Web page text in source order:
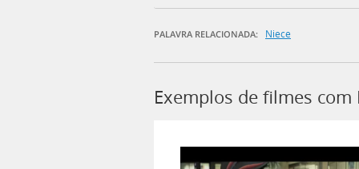
PALAVRA RELACIONADA: Niece
Exemplos de filmes com